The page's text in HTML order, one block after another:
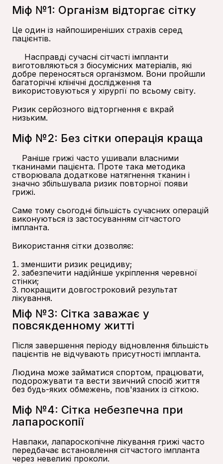
Міф №1: Організм відторгає сітку
Це один із найпоширеніших страхів серед
пацієнтів.
Насправді сучасні сітчасті імпланти
виготовляються з біосумісних матеріалів, які
добре переносяться організмом. Вони пройшли
багаторічні клінічні дослідження та
використовуються у хірургії по всьому світу.
Ризик серйозного відторгнення є вкрай
низьким.
Міф №2: Без сітки операція краща
Раніше грижі часто ушивали власними
тканинами пацієнта. Проте така методика
створювала додаткове натягнення тканин і
значно збільшувала ризик повторної появи
грижі.
Саме тому сьогодні більшість сучасних операцій
виконуються із застосуванням сітчастого
імпланта.
Використання сітки дозволяє:
зменшити ризик рецидиву;
забезпечити надійніше укріплення черевної
стінки;
покращити довгостроковий результат
лікування.
Міф №3: Сітка заважає у
повсякденному житті
Після завершення періоду відновлення більшість
пацієнтів не відчувають присутності імпланта.
Людина може займатися спортом, працювати,
подорожувати та вести звичний спосіб життя
без будь-яких обмежень, пов'язаних із сіткою.
Міф №4: Сітка небезпечна при
лапароскопії
Навпаки, лапароскопічне лікування грижі часто
передбачає встановлення сітчастого імпланта
через невеликі проколи.